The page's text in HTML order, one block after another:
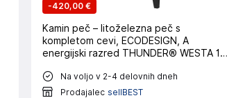
-420,00 €
Kamin peč – litoželezna peč s
kompletom cevi, ECODESIGN, A
energijski razred THUNDER® WESTA 17
Na voljo v 2-4 delovnih dneh
Prodajalec sellBEST